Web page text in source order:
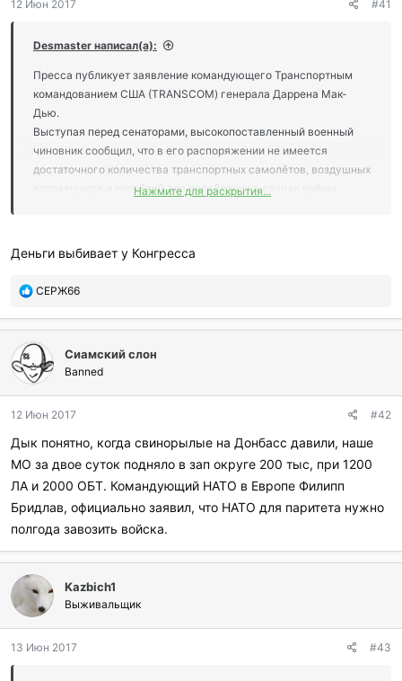
12 Июн 2017 #41
Desmaster написал(а):
Пресса публикует заявление командующего Транспортным
командованием США (TRANSCOM) генерала Даррена Мак-
Дью.
Выступая перед сенаторами, высокопоставленный военный
чиновник сообщил, что в его распоряжении не имеется
достаточного количества транспортных самолётов, воздушных
заправщиков и кораблей для переброски в случае войны
вовсе не сильная в военном отношении страна, а
относительно слабое государство, которому войны не
Нажмите для раскрытия...
Деньги выбивает у Конгресса
П
б
а
г
о
а
и
л
и
СЕРЖ66
Сиамский слон
Banned
12 Июн 2017 #42
Дык понятно, когда свинорылые на Донбасс давили, наше
МО за двое суток подняло в зап округе 200 тыс, при 1200
ЛА и 2000 ОБТ. Командующий НАТО в Европе Филипп
Бридлав, официально заявил, что НАТО для паритета нужно
полгода завозить войска.
Kazbich1
Выживальщик
13 Июн 2017 #43